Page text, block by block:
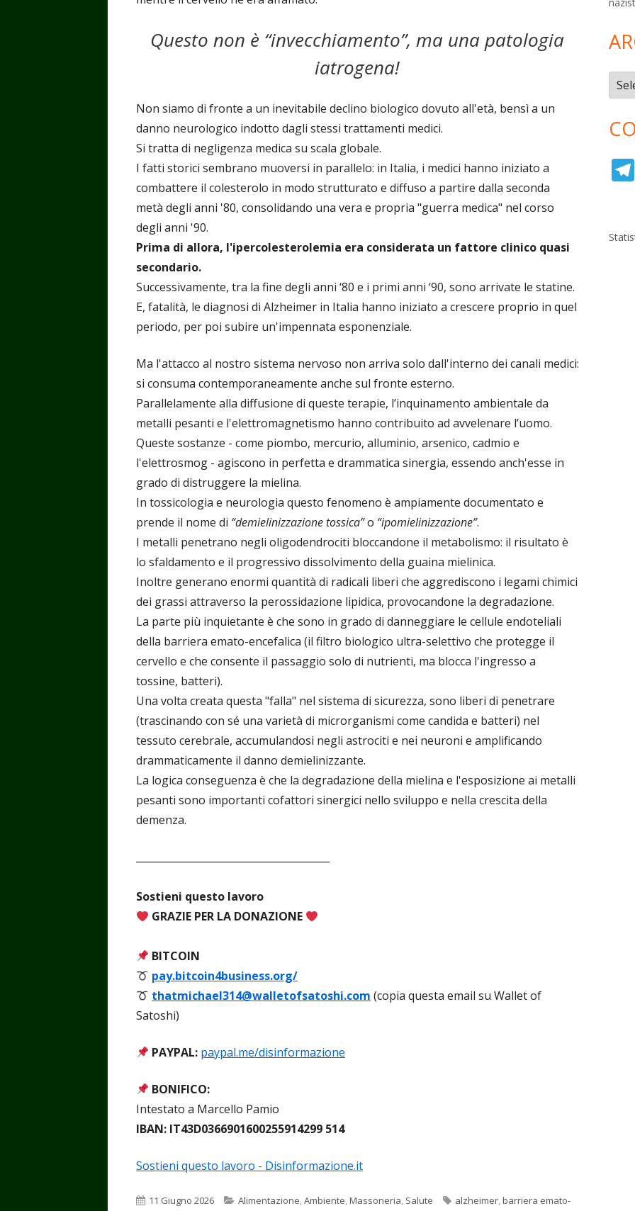
Questo non è “invecchiamento”, ma una patologia
iatrogena!
Non siamo di fronte a un inevitabile declino biologico dovuto all'età, bensì a un
danno neurologico indotto dagli stessi trattamenti medici.
Si tratta di negligenza medica su scala globale.
I fatti storici sembrano muoversi in parallelo: in Italia, i medici hanno iniziato a
combattere il colesterolo in modo strutturato e diffuso a partire dalla seconda
metà degli anni '80, consolidando una vera e propria "guerra medica" nel corso
degli anni '90.
Prima di allora, l'ipercolesterolemia era considerata un fattore clinico quasi
secondario.
Successivamente, tra la fine degli anni ‘80 e i primi anni ‘90, sono arrivate le statine.
E, fatalità, le diagnosi di Alzheimer in Italia hanno iniziato a crescere proprio in quel
periodo, per poi subire un'impennata esponenziale.
Ma l'attacco al nostro sistema nervoso non arriva solo dall'interno dei canali medici:
si consuma contemporaneamente anche sul fronte esterno.
Parallelamente alla diffusione di queste terapie, l’inquinamento ambientale da
metalli pesanti e l'elettromagnetismo hanno contribuito ad avvelenare l’uomo.
Queste sostanze - come piombo, mercurio, alluminio, arsenico, cadmio e
l'elettrosmog - agiscono in perfetta e drammatica sinergia, essendo anch'esse in
grado di distruggere la mielina.
In tossicologia e neurologia questo fenomeno è ampiamente documentato e
prende il nome di “demielinizzazione tossica”o “ipomielinizzazione”.
I metalli penetrano negli oligodendrociti bloccandone il metabolismo: il risultato è
lo sfaldamento e il progressivo dissolvimento della guaina mielinica.
Inoltre generano enormi quantità di radicali liberi che aggrediscono i legami chimici
dei grassi attraverso la perossidazione lipidica, provocandone la degradazione.
La parte più inquietante è che sono in grado di danneggiare le cellule endoteliali
della barriera emato-encefalica (il filtro biologico ultra-selettivo che protegge il
cervello e che consente il passaggio solo di nutrienti, ma blocca l'ingresso a
tossine, batteri).
Una volta creata questa "falla" nel sistema di sicurezza, sono liberi di penetrare
(trascinando con sé una varietà di microrganismi come candida e batteri) nel
tessuto cerebrale, accumulandosi negli astrociti e nei neuroni e amplificando
drammaticamente il danno demielinizzante.
La logica conseguenza è che la degradazione della mielina e l'esposizione ai metalli
pesanti sono importanti cofattori sinergici nello sviluppo e nella crescita della
demenza.
Sostieni questo lavoro
GRAZIE PER LA DONAZIONE
BITCOIN
pay.bitcoin4business.org/
thatmichael314@walletofsatoshi.com (copia questa email su Wallet of
Satoshi)
PAYPAL: paypal.me/disinformazione
BONIFICO:
Intestato a Marcello Pamio
IBAN: IT43D0366901600255914299 514
Sostieni questo lavoro - Disinformazione.it
Pubblicato
11 Giugno 2026 Categorie
Alimentazione,Ambiente,Massoneria, Salute Tag
alzheimer,barriera emato-